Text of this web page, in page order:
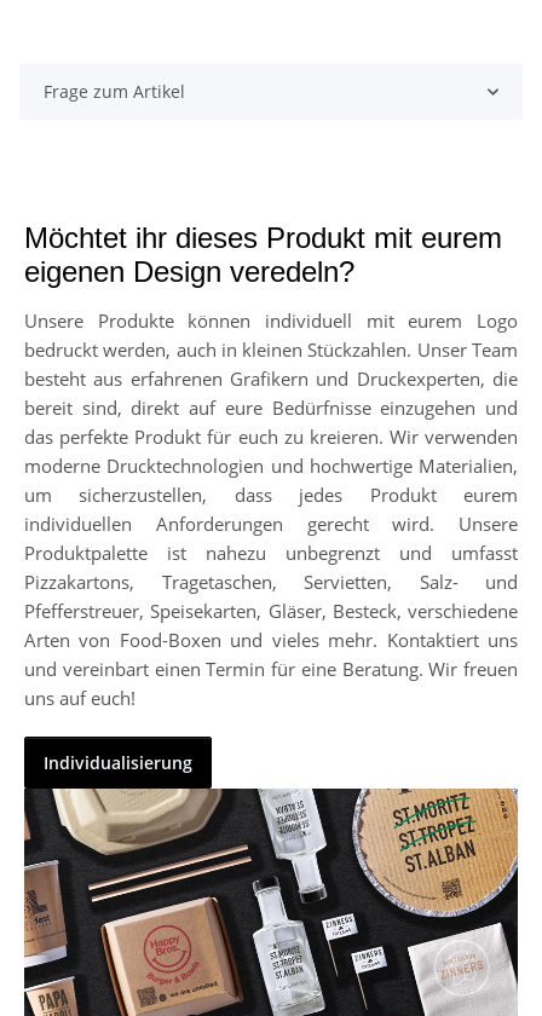
Frage zum Artikel
Möchtet ihr dieses Produkt mit eurem
eigenen Design veredeln?
Unsere Produkte können individuell mit eurem Logo
bedruckt werden, auch in kleinen Stückzahlen. Unser Team
besteht aus erfahrenen Grafikern und Druckexperten, die
bereit sind, direkt auf eure Bedürfnisse einzugehen und
das perfekte Produkt für euch zu kreieren. Wir verwenden
moderne Drucktechnologien und hochwertige Materialien,
um sicherzustellen, dass jedes Produkt eurem
individuellen Anforderungen gerecht wird. Unsere
Produktpalette ist nahezu unbegrenzt und umfasst
Pizzakartons, Tragetaschen, Servietten, Salz- und
Pfefferstreuer, Speisekarten, Gläser, Besteck, verschiedene
Arten von Food-Boxen und vieles mehr. Kontaktiert uns
und vereinbart einen Termin für eine Beratung. Wir freuen
uns auf euch!
Individualisierung